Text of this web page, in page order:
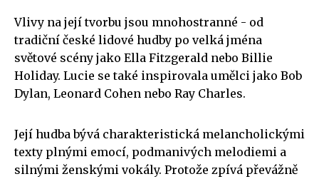
Vlivy na její tvorbu jsou mnohostranné - od
tradiční české lidové hudby po velká jména
světové scény jako Ella Fitzgerald nebo Billie
Holiday. Lucie se také inspirovala umělci jako Bob
Dylan, Leonard Cohen nebo Ray Charles.
Její hudba bývá charakteristická melancholickými
texty plnými emocí, podmanivých melodiemi a
silnými ženskými vokály. Protože zpívá převážně